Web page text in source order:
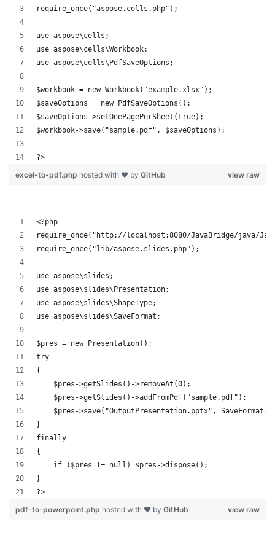
require_once("aspose.cells.php");
use aspose\cells;
use aspose\cells\Workbook;
use aspose\cells\PdfSaveOptions;
$workbook = new Workbook("example.xlsx");
$saveOptions = new PdfSaveOptions();
$saveOptions->setOnePagePerSheet(true);
$workbook->save("sample.pdf", $saveOptions);
?>
view raw
excel-to-pdf.php hosted with ❤ by GitHub
<?php
require_once("http://localhost:8080/JavaBridge/java/
require_once("lib/aspose.slides.php");
use aspose\slides;
use aspose\slides\Presentation;
use aspose\slides\ShapeType;
use aspose\slides\SaveFormat;
$pres = new Presentation();
try
{
    $pres->getSlides()->removeAt(0);
    $pres->getSlides()->addFromPdf("sample.pdf");
$pres->save("OutputPresentation.pptx",
}
finally
{
    if ($pres != null) $pres->dispose();
}
?>
view raw
pdf-to-powerpoint.php hosted with ❤ by GitHub